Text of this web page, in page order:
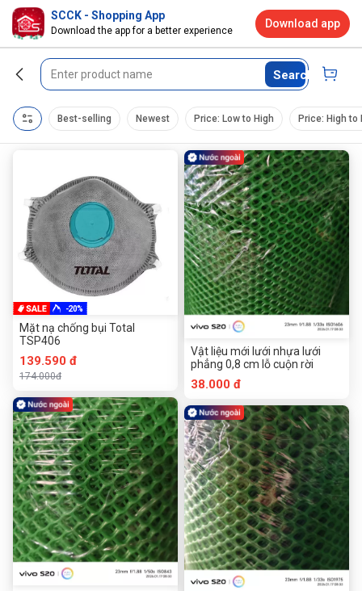
Search
Best-selling Newest Price: Low to High Price: High to
-20%
Mặt nạ chống bụi Total
TSP406
139.590 đ
174.000đ
Vật liệu mới lưới nhựa lưới
phẳng 0,8 cm lỗ cuộn rời
38.000 đ
SCCK - Shopping App
Download the app for a better experience
Download app